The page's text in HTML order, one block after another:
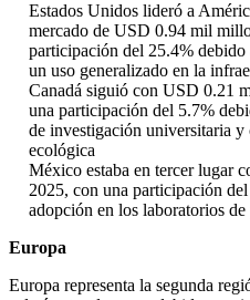
Estados Unidos lideró a
mercado de USD 0.94 mil
participación del 25.4%
un uso generalizado en la
Canadá siguió con USD 0.21
una participación del 5.7%
de investigación universitaria
ecológica
México estaba en tercer lugar
2025, con una participación
adopción en los laboratorios
Europa
Europa representa la segunda